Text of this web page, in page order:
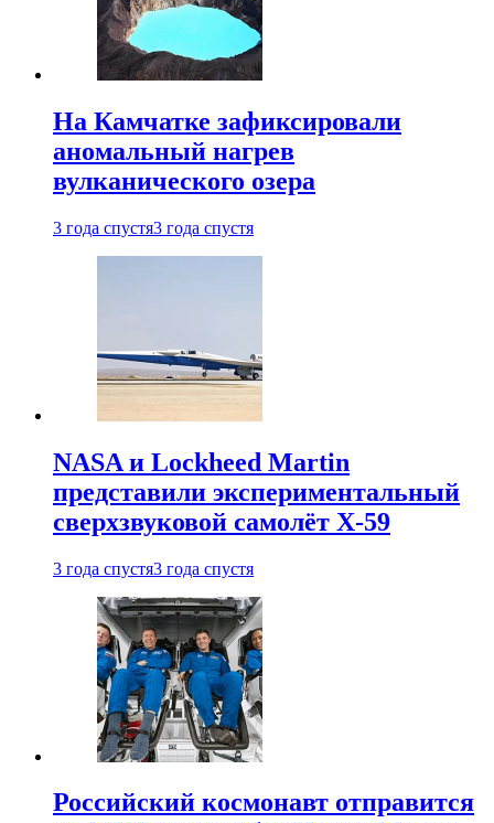
На Камчатке зафиксировали
аномальный нагрев
вулканического озера
3 года спустя3 года спустя
NASA и Lockheed Martin
представили экспериментальный
сверхзвуковой самолёт X-59
3 года спустя3 года спустя
Российский космонавт отправится